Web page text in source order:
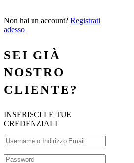
Non hai un account? Registrati
adesso
SEI GIÀ
NOSTRO
CLIENTE?
INSERISCI LE TUE
CREDENZIALI